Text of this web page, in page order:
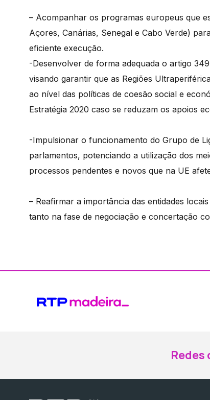
– Acompanhar os programas europeus que
Açores, Canárias, Senegal e Cabo Verde)
eficiente execução.
-Desenvolver de forma adequada o artigo
visando garantir que as Regiões
ao nível das políticas de coesão social e
Estratégia 2020 caso se reduzam os apoios
-Impulsionar o funcionamento do Grupo de
parlamentos, potenciando a utilização dos
processos pendentes e novos que na UE
– Reafirmar a importância das entidades
tanto na fase de negociação e concertação
Redes